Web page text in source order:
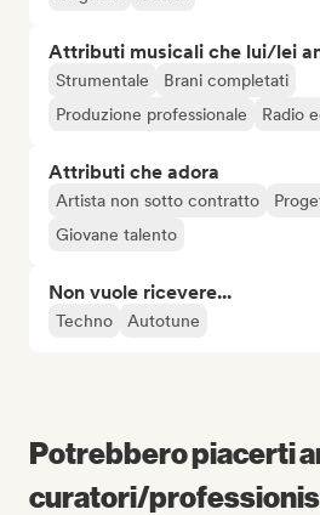
Attributi musicali che lui/lei
Strumentale
Brani completati
Produzione professionale
Radio
Attributi che adora
Artista non sotto contratto
Giovane talento
Non vuole ricevere...
Techno Autotune
Potrebbero piacerti
curatori/